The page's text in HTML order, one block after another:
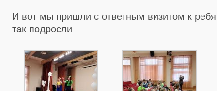
И вот мы пришли с ответным визитом к
так подросли